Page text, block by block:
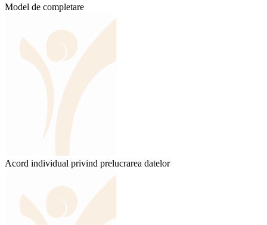
Model de completare
Acord individual privind prelucrarea datelor